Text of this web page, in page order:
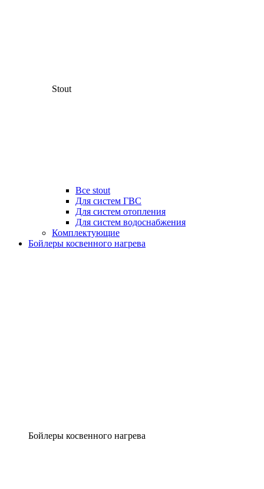
Stout
Все stout
Для систем ГВС
Для систем отопления
Для систем водоснабжения
Комплектующие
Бойлеры косвенного нагрева
Бойлеры косвенного нагрева